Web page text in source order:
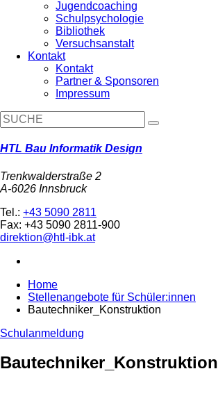
Jugendcoaching
Schulpsychologie
Bibliothek
Versuchsanstalt
Kontakt
Kontakt
Partner & Sponsoren
Impressum
HTL Bau Informatik Design
Trenkwalderstraße 2
A-6026 Innsbruck
Tel.: +43 5090 2811
Fax: +43 5090 2811-900
direktion@htl-ibk.at
Home
Stellenangebote für Schüler:innen
Bautechniker_Konstruktion
Schulanmeldung
Bautechniker_Konstruktion